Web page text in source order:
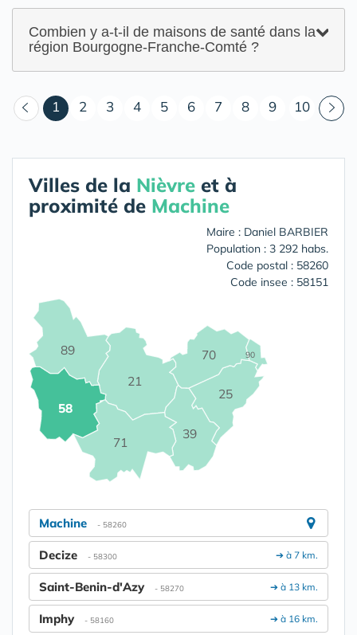
Combien y a-t-il de maisons de santé dans la
région Bourgogne-Franche-Comté ?
1 (courant)
2 3 4 5 6 7 8 9 10
Villes de la Nièvre et à
proximité de Machine
Maire : Daniel BARBIER
Population : 3 292 habs.
Code postal : 58260
Code insee : 58151
21
25
39
58
70
71
89 90
Machine - 58260
➔ à 7 km.
Decize - 58300
➔ à 13 km.
Saint-Benin-d'Azy - 58270
➔ à 16 km.
Imphy - 58160